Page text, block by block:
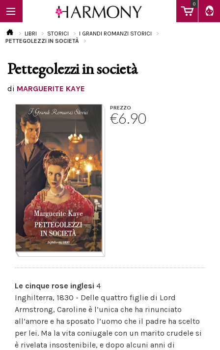
0
EBOOK
Calendario
LIBRI STORICI
I GRANDI ROMANZI STORICI
PETTEGOLEZZI IN SOCIETÀ
Pettegolezzi in società
di MARGUERITE KAYE
PREZZO
€6.90
Le cinque rose inglesi 4
Inghilterra, 1830 - Delle quattro figlie di Lord
Armstrong, Caroline è l’unica che ha rinunciato
all’amore e ha sposato l’uomo che il padre ha scelto
per lei. Ma la vita coniugale con un marito crudele si
è rivelata insostenibile, e dopo alcuni anni di